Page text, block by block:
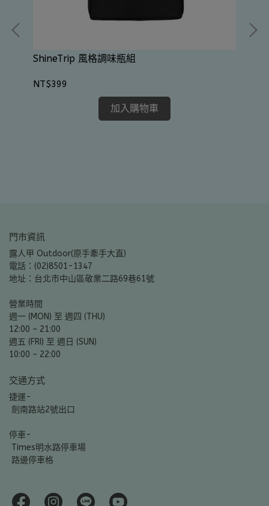
ShineTrip 風格調味瓶組
NT$399
加入購物車
門市資訊
露人甲 Outdoor(原手牽手大直)
電話：(02)8501-1347
地址：台北市中山區敬業二路69巷61號
營業時間
週一 (MON) 至 週四 (THU)
12:00 ~ 21:00
週五 (FRI) 至 週日 (SUN)
10:00 ~ 22:00
交通方式
捷運-
劍南路站2號出口
停車-
Times明水路停車場
路邊停車格